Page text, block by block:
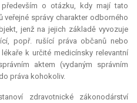
o otázku, kdy mají tato
veřejné správy charakter odborného
jenž na jejich základě vyvozuje
popř. rušící práva občanů nebo
k určité medicínsky relevantní
aktem (vydaným správním
práva kohokoliv.
zdravotnické zákonodárství